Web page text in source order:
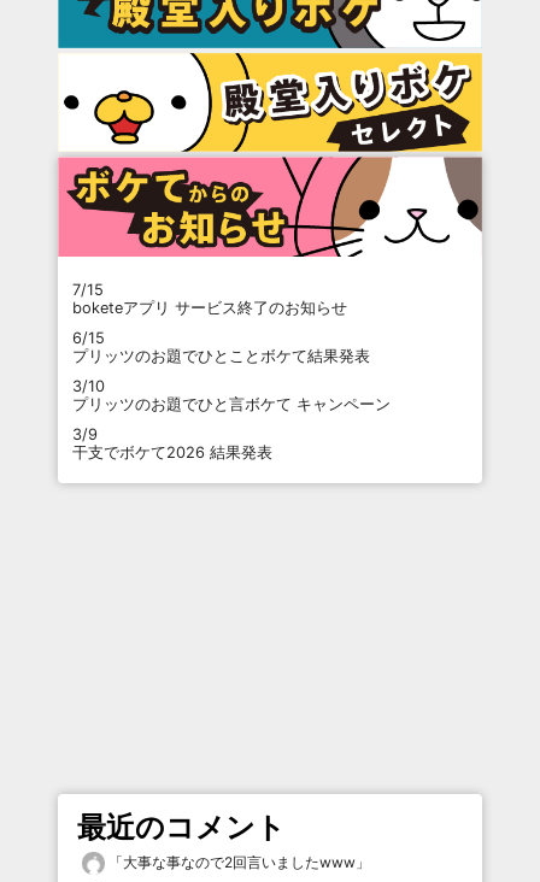
7/15
boketeアプリ サービス終了のお知らせ
6/15
プリッツのお題でひとことボケて結果発表
3/10
プリッツのお題でひと言ボケて キャンペーン
3/9
干支でボケて2026 結果発表
最近のコメント
「大事な事なので2回言いましたwww 」